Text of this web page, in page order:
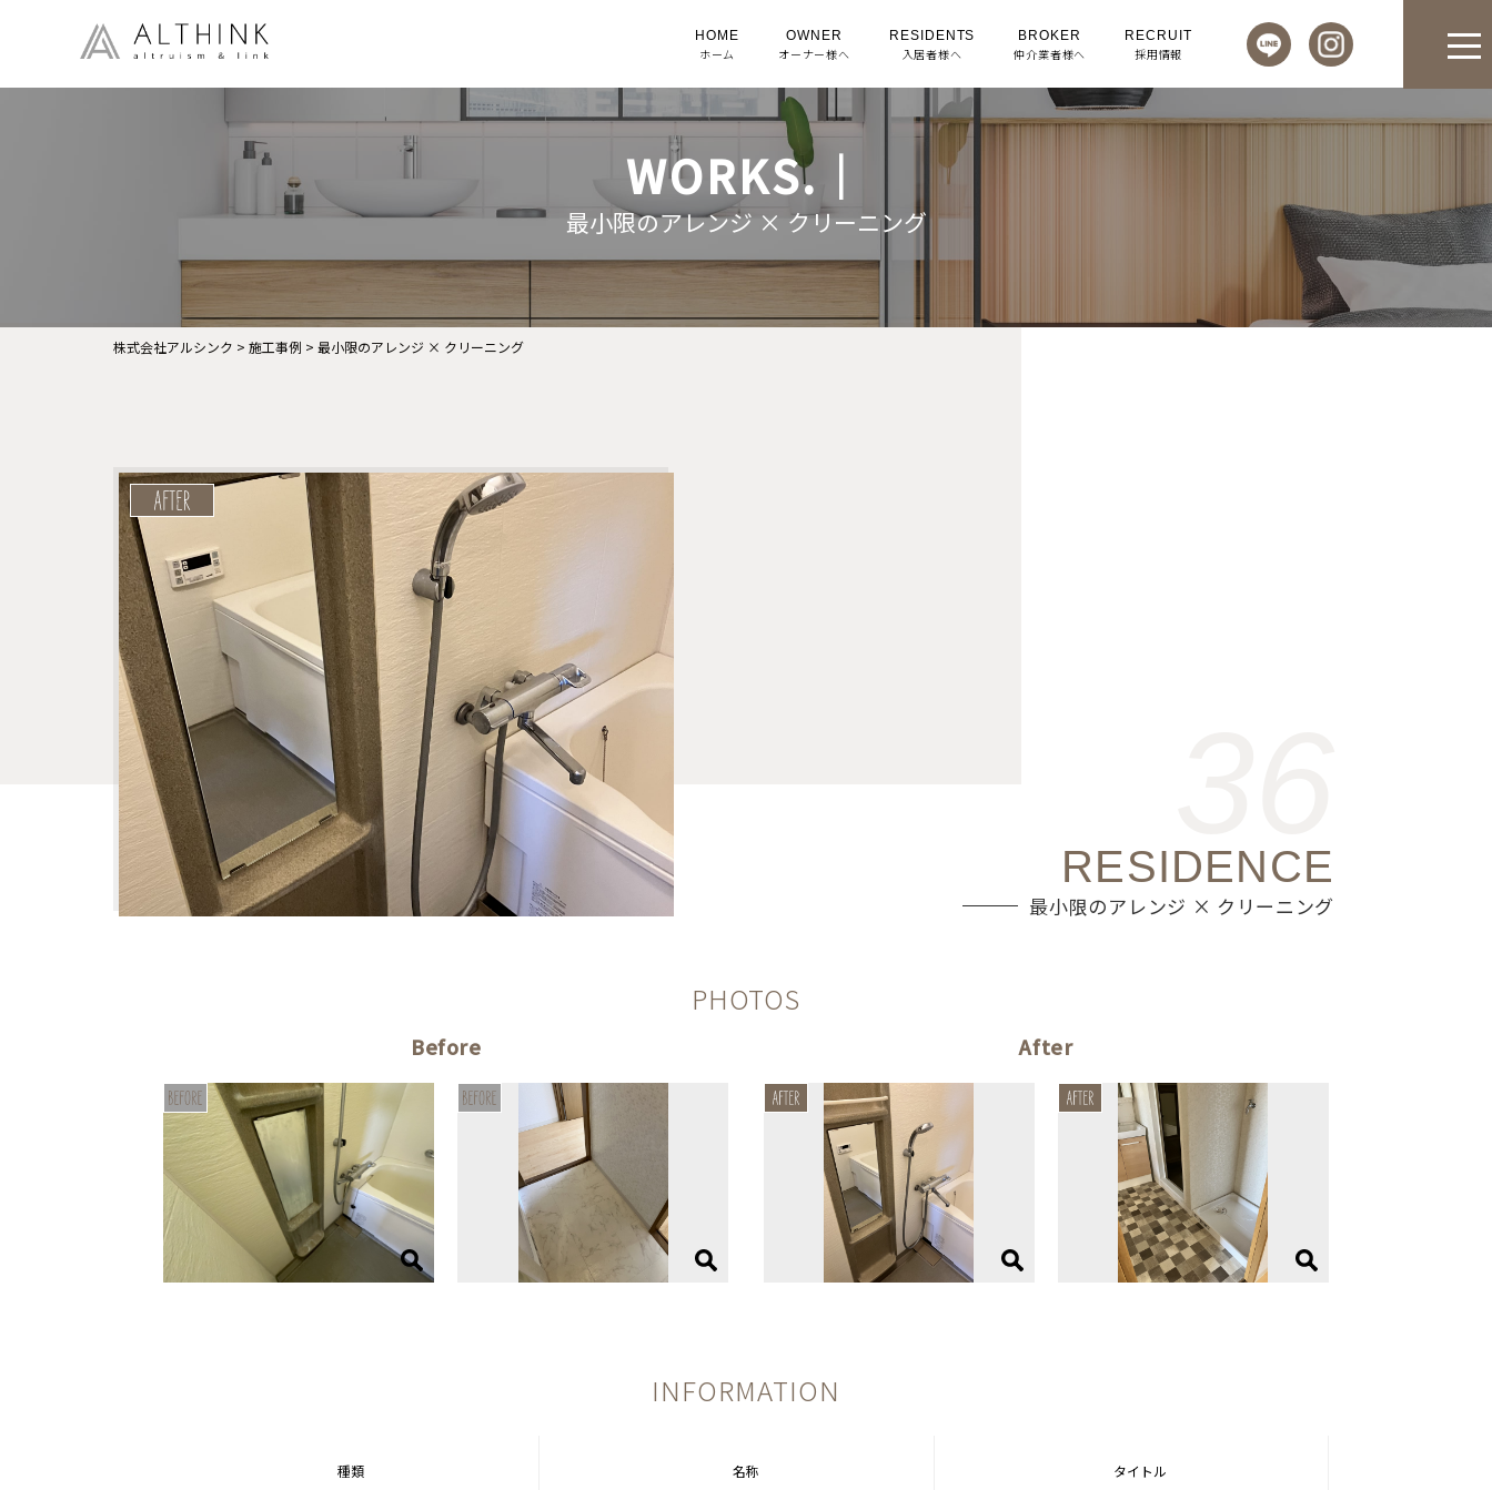
HOME
ホーム
OWNER
オーナー様へ
RESIDENTS
入居者様へ
BROKER
仲介業者様へ
RECRUIT
採用情報
WORKS.｜
最小限のアレンジ × クリーニング
株式会社アルシンク > 施工事例 > 最小限のアレンジ × クリーニング
RESIDENCE
最小限のアレンジ × クリーニング
PHOTOS
Before After
INFORMATION
種類 名称 タイトル